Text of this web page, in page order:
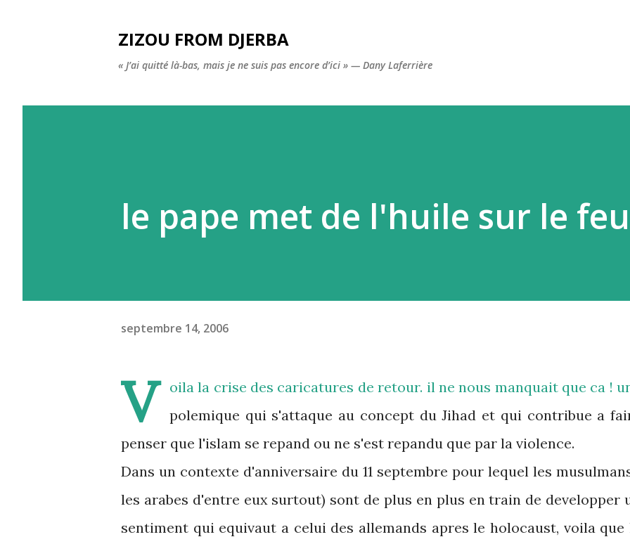
ZIZOU FROM DJERBA
« J’ai quitté là-bas, mais je ne suis pas encore d’ici » — Dany Laferrière
le pape met de l'huile sur le feu
septembre 14, 2006
V
oila la crise des caricatures de retour. il ne nous manquait que ca !
polemique qui s'attaque au concept du Jihad et qui contribue a
penser que l'islam se repand ou ne s'est repandu que par la violence.
Dans un contexte d'anniversaire du 11 septembre pour lequel les
les arabes d'entre eux surtout) sont de plus en plus en train de developper
sentiment qui equivaut a celui des allemands apres le holocaust, voila que